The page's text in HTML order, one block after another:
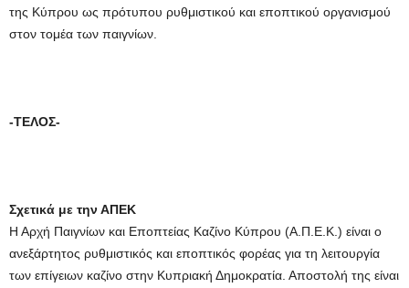
της Κύπρου ως πρότυπου ρυθμιστικού και εποπτικού οργανισμού
στον τομέα των παιγνίων.
-ΤΕΛΟΣ-
Σχετικά με την ΑΠΕΚ
Η Αρχή Παιγνίων και Εποπτείας Καζίνο Κύπρου (Α.Π.Ε.Κ.) είναι ο
ανεξάρτητος ρυθμιστικός και εποπτικός φορέας για τη λειτουργία
των επίγειων καζίνο στην Κυπριακή Δημοκρατία. Αποστολή της είναι